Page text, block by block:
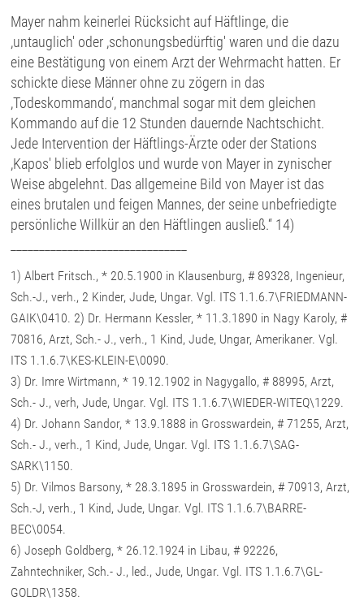
Mayer nahm keinerlei Rücksicht auf Häftlinge, die
,untauglich' oder ,schonungsbedürftig' waren und die dazu
eine Bestätigung von einem Arzt der Wehrmacht hatten. Er
schickte diese Männer ohne zu zögern in das
,Todeskommando‘, manchmal sogar mit dem gleichen
Kommando auf die 12 Stunden dauernde Nachtschicht.
Jede Intervention der Häftlings-Ärzte oder der Stations
,Kapos' blieb erfolglos und wurde von Mayer in zynischer
Weise abgelehnt. Das allgemeine Bild von Mayer ist das
eines brutalen und feigen Mannes, der seine unbefriedigte
persönliche Willkür an den Häftlingen ausließ.“ 14)
1) Albert Fritsch., * 20.5.1900 in Klausenburg, # 89328, Ingenieur,
Sch.-J., verh., 2 Kinder, Jude, Ungar. Vgl. ITS 1.1.6.7\FRIEDMANN-
GAIK\0410. 2) Dr. Hermann Kessler, * 11.3.1890 in Nagy Karoly, #
70816, Arzt, Sch.- J., verh., 1 Kind, Jude, Ungar, Amerikaner. Vgl.
ITS 1.1.6.7\KES-KLEIN-E\0090.
3) Dr. Imre Wirtmann, * 19.12.1902 in Nagygallo, # 88995, Arzt,
Sch.- J., verh, Jude, Ungar. Vgl. ITS 1.1.6.7\WIEDER-WITEQ\1229.
4) Dr. Johann Sandor, * 13.9.1888 in Grosswardein, # 71255, Arzt,
Sch.- J., verh., 1 Kind, Jude, Ungar. Vgl. ITS 1.1.6.7\SAG-
SARK\1150.
5) Dr. Vilmos Barsony, * 28.3.1895 in Grosswardein, # 70913, Arzt,
Sch.-J, verh., 1 Kind, Jude, Ungar. Vgl. ITS 1.1.6.7\BARRE-
BEC\0054.
6) Joseph Goldberg, * 26.12.1924 in Libau, # 92226,
Zahntechniker, Sch.- J., led., Jude, Ungar. Vgl. ITS 1.1.6.7\GL-
GOLDR\1358.